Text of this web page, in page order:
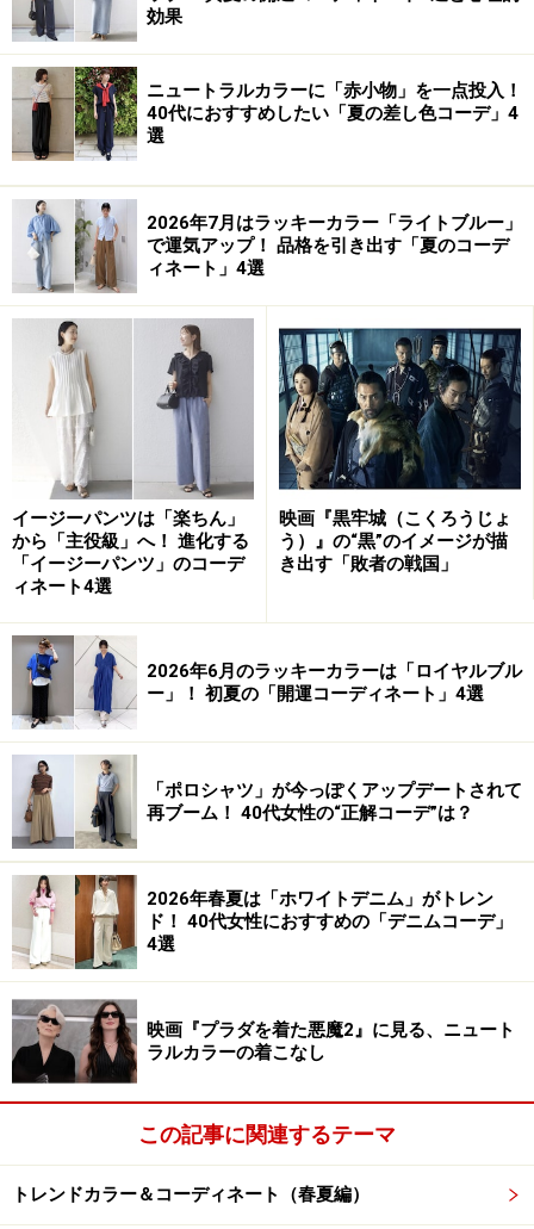
効果
ニュートラルカラーに「赤小物」を一点投入！
40代におすすめしたい「夏の差し色コーデ」4
選
2026年7月はラッキーカラー「ライトブルー」
で運気アップ！ 品格を引き出す「夏のコーデ
ィネート」4選
イージーパンツは「楽ちん」
から「主役級」へ！ 進化する
「イージーパンツ」のコーデ
ィネート4選
映画『黒牢城（こくろうじょ
う）』の“黒”のイメージが描
き出す「敗者の戦国」
2026年6月のラッキーカラーは「ロイヤルブル
ー」！ 初夏の「開運コーディネート」4選
「ポロシャツ」が今っぽくアップデートされて
再ブーム！ 40代女性の“正解コーデ”は？
2026年春夏は「ホワイトデニム」がトレン
ド！ 40代女性におすすめの「デニムコーデ」
4選
映画『プラダを着た悪魔2』に見る、ニュート
ラルカラーの着こなし
この記事に関連するテーマ
トレンドカラー＆コーディネート（春夏編）